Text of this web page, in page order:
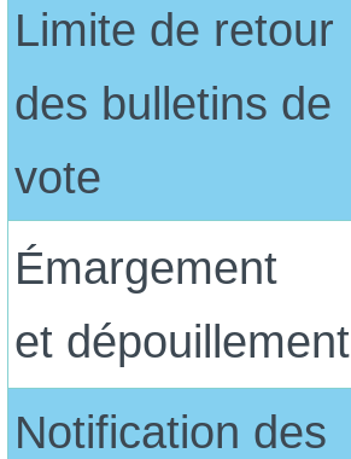
Limite de retour
des bulletins de
vote
Émargement
et dépouillement
Notification des